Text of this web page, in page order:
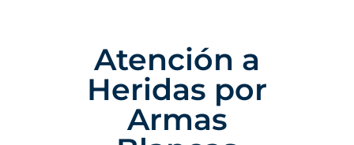
Atención a
Heridas por
Armas